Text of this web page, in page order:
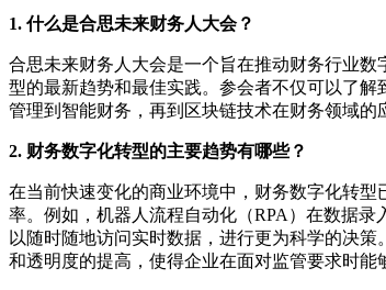
1. 什么是合思未来财务人大会？
合思未来财务人大会是一个旨在推动财务行业
型的最新趋势和最佳实践。参会者不仅可以了
管理到智能财务，再到区块链技术在财务领域的
2. 财务数字化转型的主要趋势有哪些？
在当前快速变化的商业环境中，财务数字化转
率。例如，机器人流程自动化（RPA）在数据
以随时随地访问实时数据，进行更为科学的决
和透明度的提高，使得企业在面对监管要求时